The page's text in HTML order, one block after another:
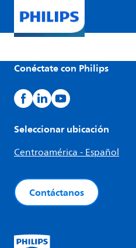
Conéctate con Philips
Seleccionar ubicación
Centroamérica - Español
Contáctanos